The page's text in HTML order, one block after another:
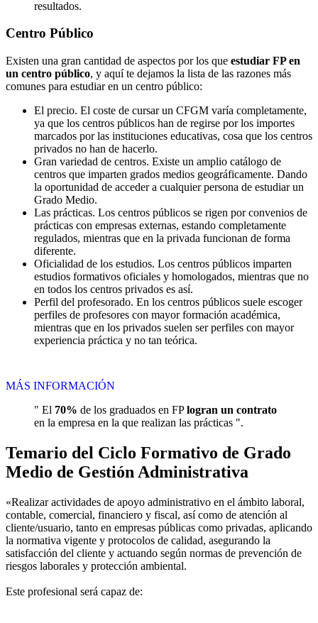
resultados.
Centro Público
Existen una gran cantidad de aspectos por los que estudiar FP en
un centro público, y aquí te dejamos la lista de las razones más
comunes para estudiar en un centro público:
El precio. El coste de cursar un CFGM varía completamente,
ya que los centros públicos han de regirse por los importes
marcados por las instituciones educativas, cosa que los centros
privados no han de hacerlo.
Gran variedad de centros. Existe un amplio catálogo de
centros que imparten grados medios geográficamente. Dando
la oportunidad de acceder a cualquier persona de estudiar un
Grado Medio.
Las prácticas. Los centros públicos se rigen por convenios de
prácticas con empresas externas, estando completamente
regulados, mientras que en la privada funcionan de forma
diferente.
Oficialidad de los estudios. Los centros públicos imparten
estudios formativos oficiales y homologados, mientras que no
en todos los centros privados es así.
Perfil del profesorado. En los centros públicos suele escoger
perfiles de profesores con mayor formación académica,
mientras que en los privados suelen ser perfiles con mayor
experiencia práctica y no tan teórica.
MÁS INFORMACIÓN
" El 70% de los graduados en FPlogran un contrato
en la empresa en la que realizan las prácticas ".
Temario del Ciclo Formativo de Grado
Medio de Gestión Administrativa
«Realizar actividades de apoyo administrativo en el ámbito laboral,
contable, comercial, financiero y fiscal, así como de atención al
cliente/usuario, tanto en empresas públicas como privadas, aplicando
la normativa vigente y protocolos de calidad, asegurando la
satisfacción del cliente y actuando según normas de prevención de
riesgos laborales y protección ambiental.
Este profesional será capaz de: